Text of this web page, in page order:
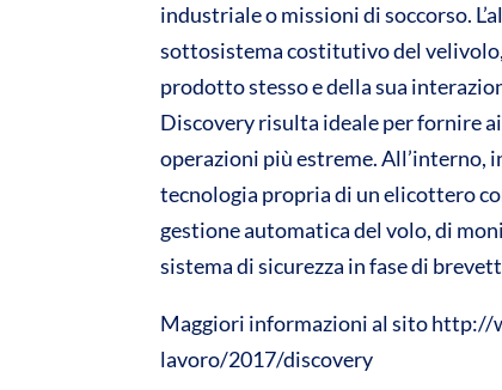
industriale o missioni di soccorso.
sottosistema costitutivo del
prodotto stesso e della sua
Discovery risulta ideale per fornire
operazioni più estreme. All’interno,
tecnologia propria di un elicottero
gestione automatica del volo, di
sistema di sicurezza in fase di
Maggiori informazioni al sito
lavoro/2017/discovery